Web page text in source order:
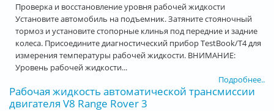
Проверка и восстановление уровня рабочей жидкости
Установите автомобиль на подъемник. Затяните стояночный
тормоз и установите стопорные клинья под передние и задние
колеса. Присоедините диагностический прибор TestBook/T4 для
измерения температуры рабочей жидкости. ВНИМАНИЕ:
Уровень рабочей жидкости...
Подробнее..
Рабочая жидкость автоматической трансмиссии
двигателя V8 Range Rover 3